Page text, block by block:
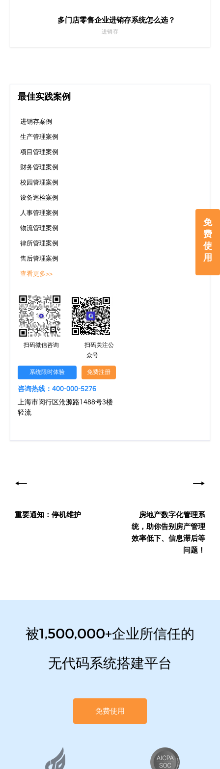
免
费
使
用
多门店零售企业进销存系统怎么选？
进销存
最佳实践案例
进销存案例
生产管理案例
项目管理案例
财务管理案例
校园管理案例
设备巡检案例
人事管理案例
物流管理案例
律所管理案例
售后管理案例
查看更多>>
扫码微信咨询
扫码关注公
众号
系统限时体验 免费注册
咨询热线：400-000-5276
上海市闵行区沧源路1488号3楼
轻流
章
导重要通知：停机维护
房地产数字化管理系
统，助你告别房产管理
效率低下、信息滞后等
问题！
被1,500,000+企业所信任的
无代码系统搭建平台
免费使用